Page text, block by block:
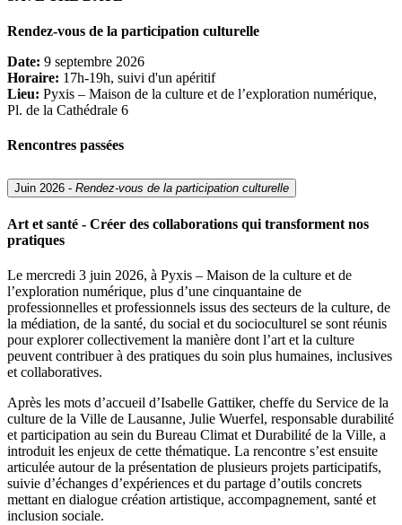
Rendez-vous de la participation culturelle
Date: 9 septembre 2026
Horaire: 17h-19h, suivi d'un apéritif
Lieu: Pyxis – Maison de la culture et de l’exploration numérique,
Pl. de la Cathédrale 6
Rencontres passées
Juin 2026 - Rendez-vous de la participation culturelle
Art et santé - Créer des collaborations qui transforment nos
pratiques
Le mercredi 3 juin 2026, à Pyxis – Maison de la culture et de
l’exploration numérique, plus d’une cinquantaine de
professionnelles et professionnels issus des secteurs de la culture, de
la médiation, de la santé, du social et du socioculturel se sont réunis
pour explorer collectivement la manière dont l’art et la culture
peuvent contribuer à des pratiques du soin plus humaines, inclusives
et collaboratives.
Après les mots d’accueil d’Isabelle Gattiker, cheffe du Service de la
culture de la Ville de Lausanne, Julie Wuerfel, responsable durabilité
et participation au sein du Bureau Climat et Durabilité de la Ville, a
introduit les enjeux de cette thématique. La rencontre s’est ensuite
articulée autour de la présentation de plusieurs projets participatifs,
suivie d’échanges d’expériences et du partage d’outils concrets
mettant en dialogue création artistique, accompagnement, santé et
inclusion sociale.